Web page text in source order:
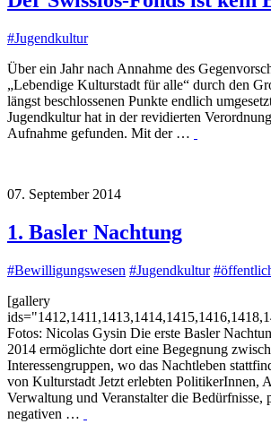
#Jugendkultur
Über ein Jahr nach Annahme des
„Lebendige Kulturstadt für alle“ durch den
längst beschlossenen Punkte endlich
Jugendkultur hat in der revidierten
Aufnahme gefunden. Mit der …
07. September 2014
1. Basler Nachtung
#Bewilligungswesen #Jugendkultur #
[gallery
Fotos: Nicolas Gysin Die erste Basler
2014 ermöglichte dort eine Begegnung
Interessengruppen, wo das Nachtleben
von Kulturstadt Jetzt erlebten PolitikerInnen,
Verwaltung und Veranstalter die Bedürfnisse,
negativen …